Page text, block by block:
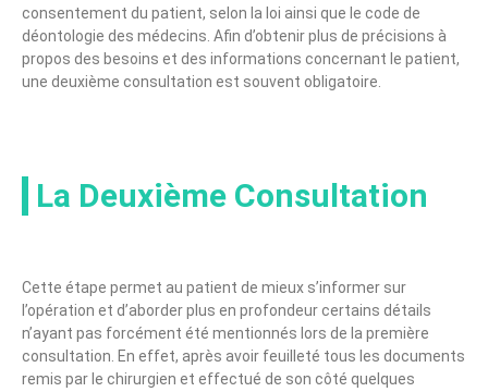
consentement du patient, selon la loi ainsi que le code de
déontologie des médecins. Afin d’obtenir plus de précisions à
propos des besoins et des informations concernant le patient,
une deuxième consultation est souvent obligatoire.
La Deuxième Consultation
Cette étape permet au patient de mieux s’informer sur
l’opération et d’aborder plus en profondeur certains détails
n’ayant pas forcément été mentionnés lors de la première
consultation. En effet, après avoir feuilleté tous les documents
remis par le chirurgien et effectué de son côté quelques